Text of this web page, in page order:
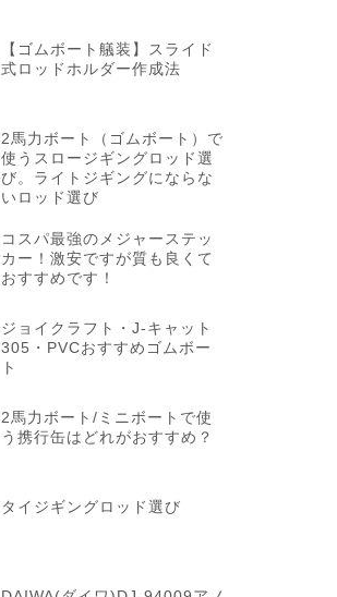
【ゴムボート艤装】スライド
式ロッドホルダー作成法
2馬力ボート（ゴムボート）で
使うスロージギングロッド選
び。ライトジギングにならな
いロッド選び
コスパ最強のメジャーステッ
カー！激安ですが質も良くて
おすすめです！
ジョイクラフト・J-キャット
305・PVCおすすめゴムボー
ト
2馬力ボート/ミニボートで使
う携行缶はどれがおすすめ？
タイジギングロッド選び